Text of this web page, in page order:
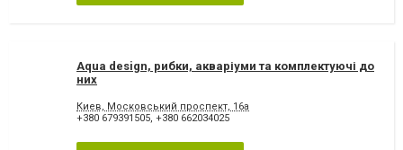
Aqua design, рибки, акваріуми та комплектуючі до
них
Киев, Московський проспект, 16а
+380 679391505, +380 662034025